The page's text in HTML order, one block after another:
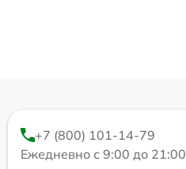
+7 (800) 101-14-79
Ежедневно с 9:00 до 21:00